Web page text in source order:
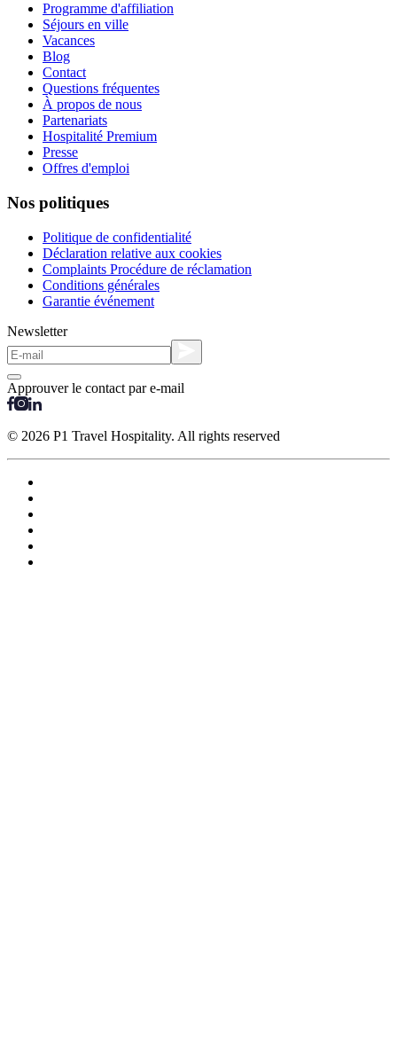
Programme d'affiliation
Séjours en ville
Vacances
Blog
Contact
Questions fréquentes
À propos de nous
Partenariats
Hospitalité Premium
Presse
Offres d'emploi
Nos politiques
Politique de confidentialité
Déclaration relative aux cookies
Complaints Procédure de réclamation
Conditions générales
Garantie événement
Newsletter
Approuver le contact par e-mail
© 2026 P1 Travel Hospitality. All rights reserved